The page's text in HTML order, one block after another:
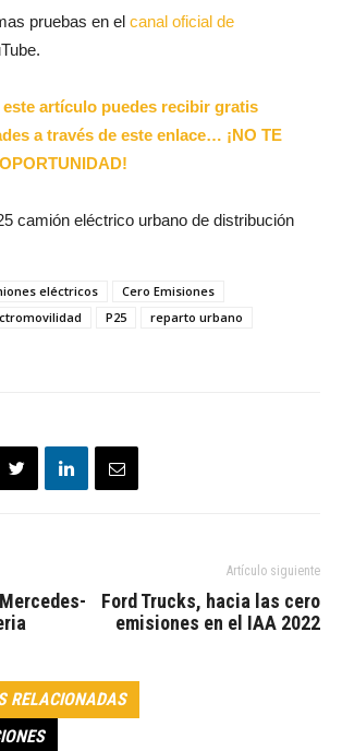
pruebas en el canal oficial de
artículo puedes recibir gratis
a través de este enlace… ¡NO TE
camión eléctrico urbano de distribución
eléctricos
Cero Emisiones
P25
reparto urbano
Artículo siguiente
Ford Trucks, hacia las cero
emisiones en el IAA 2022
RELACIONADAS